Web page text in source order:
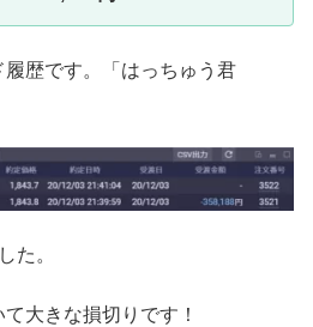
歴です。「はっちゅう君
た。
大きな損切りです！